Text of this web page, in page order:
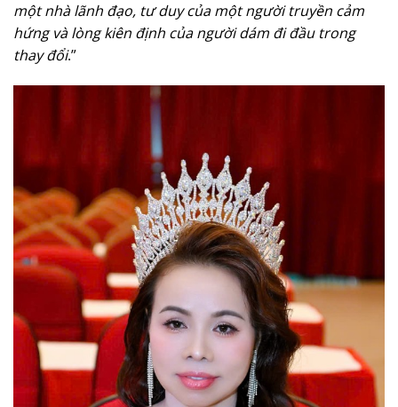
một nhà lãnh đạo, tư duy của một người truyền cảm
hứng và lòng kiên định của người dám đi đầu trong
thay đổi.”